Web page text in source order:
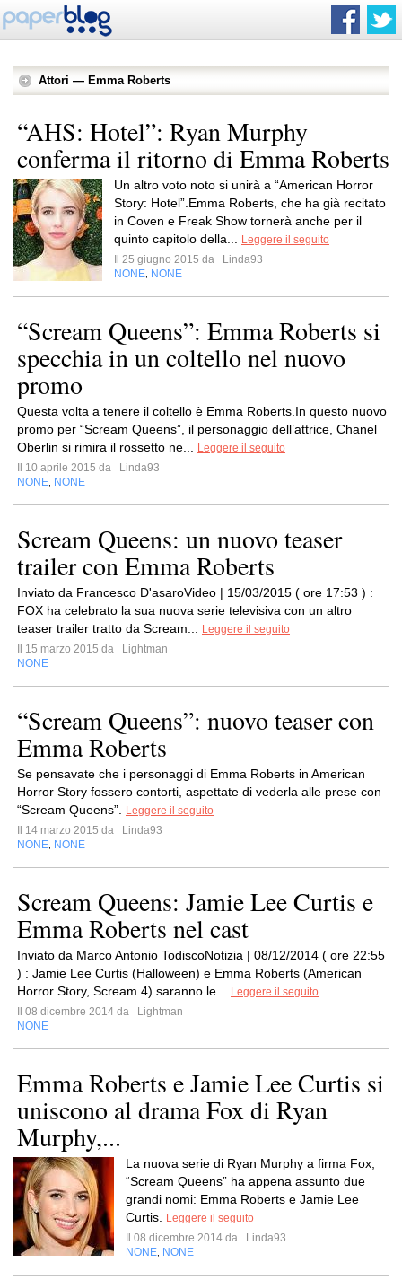
Attori — Emma Roberts
“AHS: Hotel”: Ryan Murphy
conferma il ritorno di Emma Roberts
Un altro voto noto si unirà a “American Horror
Story: Hotel”.Emma Roberts, che ha già recitato
in Coven e Freak Show tornerà anche per il
quinto capitolo della...
Leggere il seguito
Il 25 giugno 2015 da
Linda93
NONE NONE
“Scream Queens”: Emma Roberts si
specchia in un coltello nel nuovo
promo
Questa volta a tenere il coltello è Emma Roberts.In questo nuovo
promo per “Scream Queens”, il personaggio dell’attrice, Chanel
Oberlin si rimira il rossetto ne...
Leggere il seguito
Il 10 aprile 2015 da
Linda93
NONE NONE
Scream Queens: un nuovo teaser
trailer con Emma Roberts
Inviato da Francesco D'asaroVideo | 15/03/2015 ( ore 17:53 ) :
FOX ha celebrato la sua nuova serie televisiva con un altro
teaser trailer tratto da Scream...
Leggere il seguito
Il 15 marzo 2015 da
Lightman
NONE
“Scream Queens”: nuovo teaser con
Emma Roberts
Se pensavate che i personaggi di Emma Roberts in American
Horror Story fossero contorti, aspettate di vederla alle prese con
“Scream Queens”.
Leggere il seguito
Il 14 marzo 2015 da
Linda93
NONE NONE
Scream Queens: Jamie Lee Curtis e
Emma Roberts nel cast
Inviato da Marco Antonio TodiscoNotizia | 08/12/2014 ( ore 22:55
) : Jamie Lee Curtis (Halloween) e Emma Roberts (American
Horror Story, Scream 4) saranno le...
Leggere il seguito
Il 08 dicembre 2014 da
Lightman
NONE
Emma Roberts e Jamie Lee Curtis si
uniscono al drama Fox di Ryan
Murphy,...
La nuova serie di Ryan Murphy a firma Fox,
“Scream Queens” ha appena assunto due
grandi nomi: Emma Roberts e Jamie Lee
Curtis.
Leggere il seguito
Il 08 dicembre 2014 da
Linda93
NONE NONE